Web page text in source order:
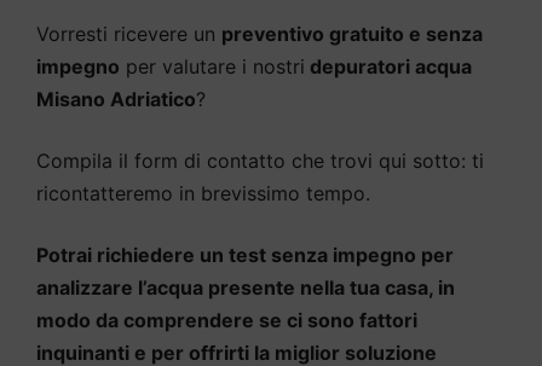
Vorresti ricevere un preventivo gratuito e senza
impegno per valutare i nostri depuratori acqua
Misano Adriatico?
Compila il form di contatto che trovi qui sotto: ti
ricontatteremo in brevissimo tempo.
Potrai richiedere un test senza impegno per
analizzare l’acqua presente nella tua casa, in
modo da comprendere se ci sono fattori
inquinanti e per offrirti la miglior soluzione